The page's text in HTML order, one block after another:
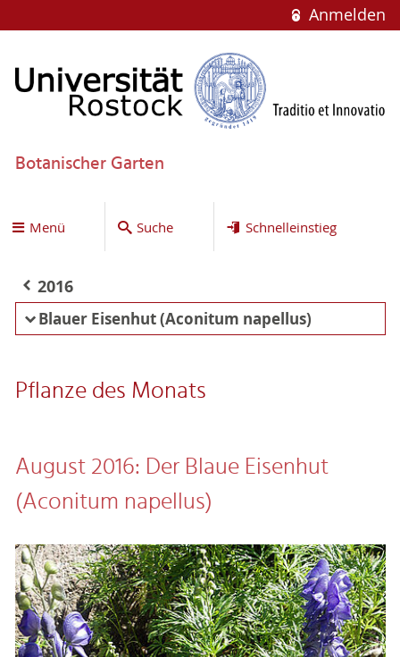
Anmelden
Botanischer Garten
Menü Suche Schnelleinstieg
2016
Blauer Eisenhut (Aconitum napellus)
Pflanze des Monats
August 2016: Der Blaue Eisenhut
(Aconitum napellus)